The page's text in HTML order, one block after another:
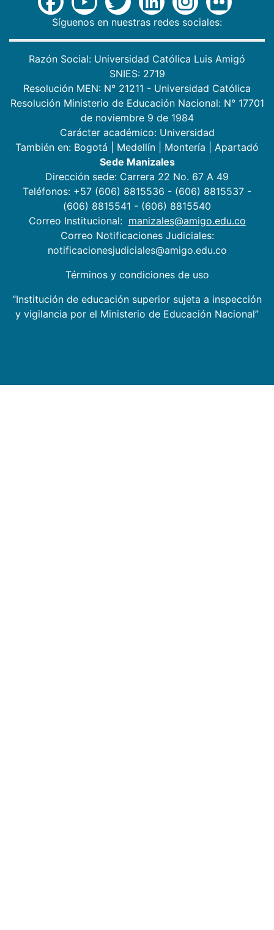
Síguenos en nuestras redes sociales:
Razón Social: Universidad Católica Luis Amigó
SNIES: 2719
Resolución MEN: N° 21211 - Universidad Católica
Resolución Ministerio de Educación Nacional: N° 17701
de noviembre 9 de 1984
Carácter académico: Universidad
También en: Bogotá Medellín Montería
Apartadó
Sede Manizales
Dirección sede: Carrera 22 No. 67 A 49
Teléfonos: +57 (606) 8815536 - (606) 8815537 -
(606) 8815541 - (606) 8815540
Correo Institucional: manizales@amigo.edu.co
Correo Notificaciones Judiciales:
notificacionesjudiciales@amigo.edu.co
Términos y condiciones de uso
“Institución de educación superior sujeta a inspección
y vigilancia por el Ministerio de Educación Nacional”